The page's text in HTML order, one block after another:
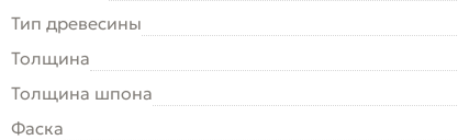
Тип древесины
Толщина
Толщина шпона
Фаска